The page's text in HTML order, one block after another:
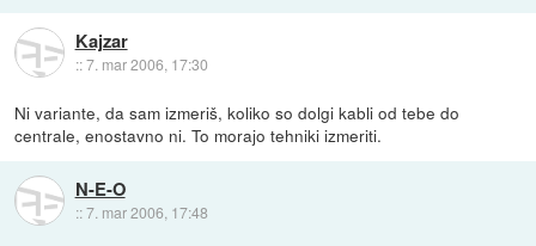
Kajzar
::7. mar 2006, 17:30
Ni variante, da sam izmeriš, koliko so dolgi kabli od tebe do
centrale, enostavno ni. To morajo tehniki izmeriti.
N-E-O
::7. mar 2006, 17:48